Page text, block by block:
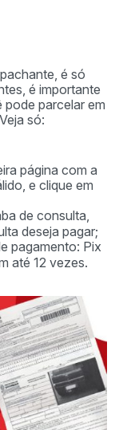
é só
é importante
parcelar em
só:
página com a
e clique em
de consulta,
deseja pagar;
pagamento: Pix
até 12 vezes.